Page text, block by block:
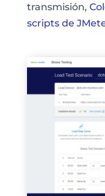
transmisión,
scripts de